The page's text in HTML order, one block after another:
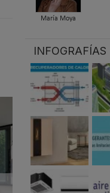
María Moya
INFOGRAFÍAS